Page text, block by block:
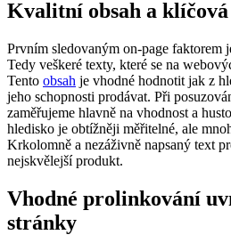
Kvalitní obsah a klíčová
Prvním sledovaným on-page faktorem
Tedy veškeré texty, které se na
Tento obsah je vhodné hodnotit jak z
jeho schopnosti prodávat. Při
zaměřujeme hlavně na vhodnost a
hledisko je obtížněji měřitelné, ale
Krkolomně a nezáživně napsaný text
nejskvělejší produkt.
Vhodné prolinkování
stránky